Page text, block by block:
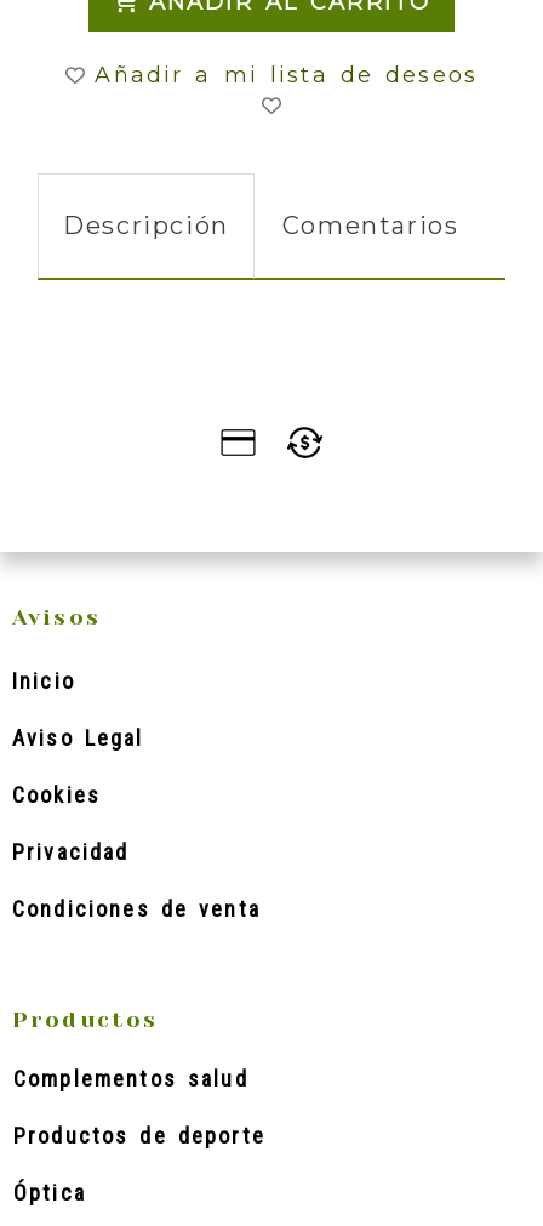
Añadir a mi lista de deseos
Descripción Comentarios
Avisos
Inicio
Aviso Legal
Cookies
Privacidad
Condiciones de venta
Productos
Complementos salud
Productos de deporte
Óptica